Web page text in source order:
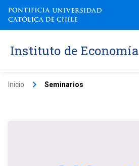
Instituto de Economía
Inicio keyboard_arrow_right Seminarios